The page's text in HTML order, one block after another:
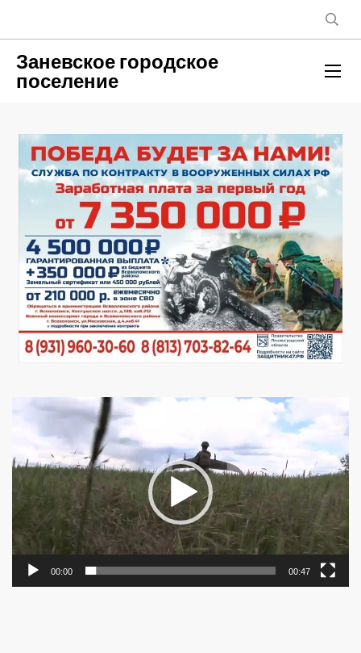
Заневское городское
поселение
Видеоплеер
00:00 00:47